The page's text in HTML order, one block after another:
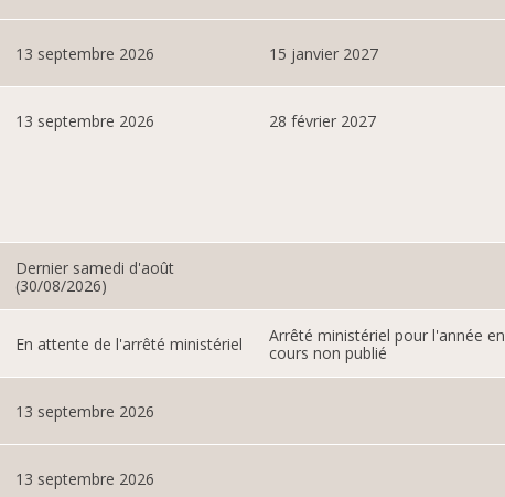
13 septembre 2026 15 janvier 2027
13 septembre 2026 28 février 2027
Dernier samedi d'août
(30/08/2026)
En attente de l'arrêté ministériel
Arrêté ministériel pour l'année en
cours non publié
13 septembre 2026
13 septembre 2026